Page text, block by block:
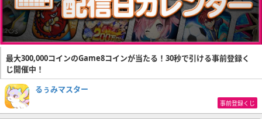
最大300,000コインのGame8コインが当たる！30秒で引ける事前登録く
じ開催中！
るぅみマスター
事前登録くじ